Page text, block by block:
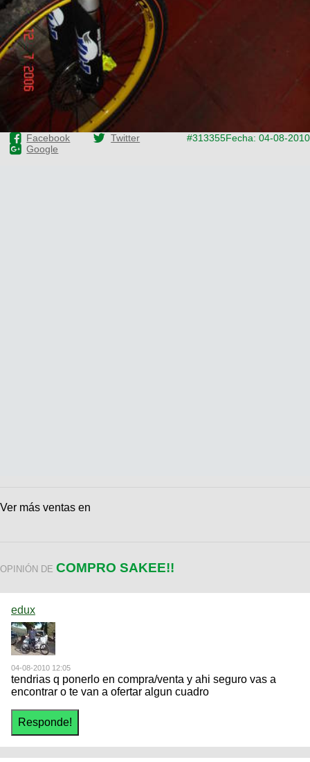
Facebook
Twitter
Google
#313355Fecha: 04-08-2010
Ver más ventas en
OPINIÓN DE COMPRO SAKEE!!
edux
04-08-2010 12:05
tendrias q ponerlo en compra/venta y ahi seguro vas a
encontrar o te van a ofertar algun cuadro